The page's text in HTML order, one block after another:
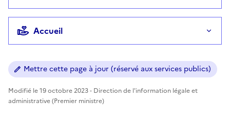
Accueil
Mettre cette page à jour (réservé aux services publics)
Modifié le 19 octobre 2023 - Direction de l'information légale et
administrative (Premier ministre)